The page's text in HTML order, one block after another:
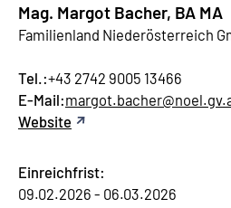
Mag. Margot Bacher, BA MA
Familienland Niederösterreich
Tel.:+43 2742 9005 13466
E-Mail:
Website
Einreichfrist:
09.02.2026 - 06.03.2026